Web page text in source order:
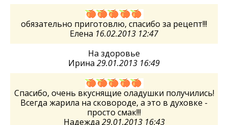
обязательно приготовлю, спасибо за рецепт!!!
Елена 16.02.2013 12:47
На здоровье
Ирина 29.01.2013 16:49
Спасибо, очень вкуснящие оладушки получились!
Всегда жарила на сковороде, а это в духовке -
просто смак!!!
Надежда 29.01.2013 16:43